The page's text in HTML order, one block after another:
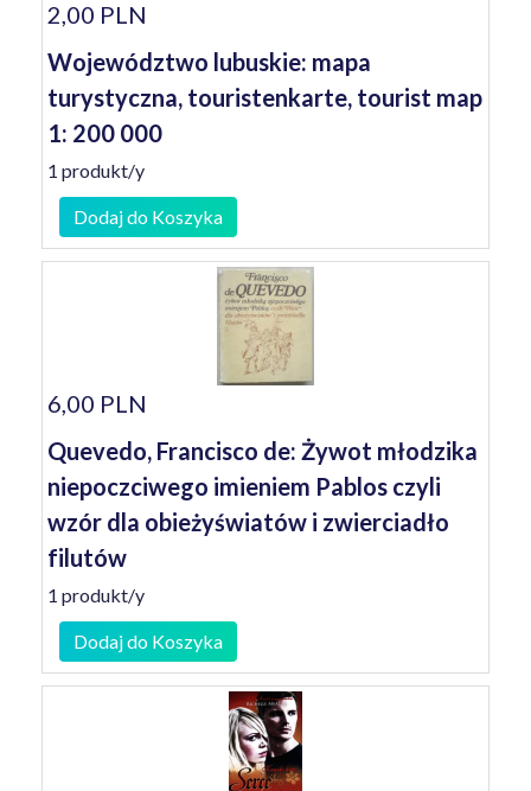
2,00 PLN
Województwo lubuskie: mapa
turystyczna, touristenkarte, tourist map
1: 200 000
1 produkt/y
Dodaj do Koszyka
6,00 PLN
Quevedo, Francisco de: Żywot młodzika
niepoczciwego imieniem Pablos czyli
wzór dla obieżyświatów i zwierciadło
filutów
1 produkt/y
Dodaj do Koszyka